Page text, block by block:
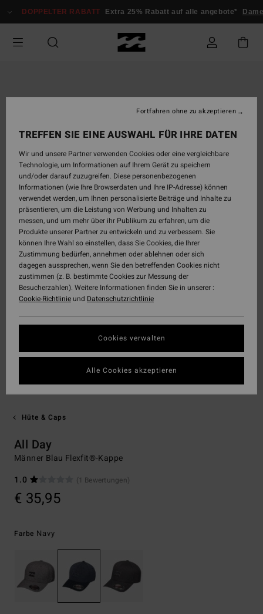
zur
springen
DOPPELTER RABATT Extra 25% Rabatt auf alle angebote* Damen
Hüte & Caps
All Day
Männer Blau Flexfit®-Kappe
1.0
(1 Bewertungen)
€ 35,95
Farbe Navy
TREFFEN SIE EINE AUSWAHL FÜR IHRE DATEN
Wir und unsere Partner verwenden Cookies oder eine vergleichbare
Technologie, um Informationen auf Ihrem Gerät zu speichern
und/oder darauf zuzugreifen. Diese personenbezogenen
Informationen (wie Ihre Browserdaten und Ihre IP-Adresse) können
verwendet werden, um Ihnen personalisierte Beiträge und Inhalte zu
präsentieren, um die Leistung von Werbung und Inhalten zu
messen, und um mehr über ihr Publikum zu erfahren, um die
Produkte unserer Partner zu entwickeln und zu verbessern. Sie
können Ihre Wahl so einstellen, dass Sie Cookies, die Ihrer
Zustimmung bedürfen, annehmen oder ablehnen oder sich
dagegen aussprechen, wenn Sie den betreffenden Cookies nicht
zustimmen (z. B. bestimmte Cookies zur Messung der
Besucherzahlen). Weitere Informationen finden Sie in unserer :
Cookie-Richtlinieund Datenschutzrichtlinie
Cookies verwalten
Fortfahren ohne zu akzeptieren
Alle Cookies akzeptieren